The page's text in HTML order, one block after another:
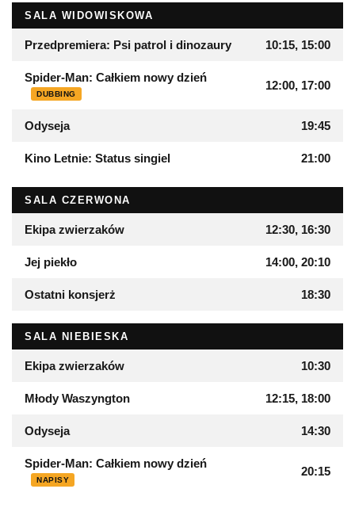
SALA WIDOWISKOWA
Przedpremiera: Psi patrol i dinozaury 10:15, 15:00
Spider-Man: Całkiem nowy dzień
DUBBING
12:00, 17:00
Odyseja 19:45
Kino Letnie: Status singiel 21:00
SALA CZERWONA
Ekipa zwierzaków 12:30, 16:30
Jej piekło 14:00, 20:10
Ostatni konsjerż 18:30
SALA NIEBIESKA
Ekipa zwierzaków 10:30
Młody Waszyngton 12:15, 18:00
Odyseja 14:30
Spider-Man: Całkiem nowy dzień
NAPISY
20:15